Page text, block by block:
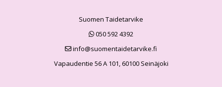
Suomen Taidetarvike
050 592 4392
info@suomentaidetarvike.fi
Vapaudentie 56 A 101, 60100 Seinäjoki